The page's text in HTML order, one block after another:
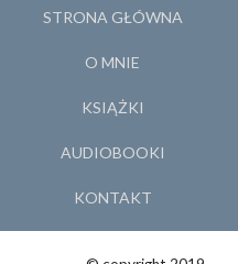
STRONA GŁÓWNA
O MNIE
KSIĄŻKI
AUDIOBOOKI
KONTAKT